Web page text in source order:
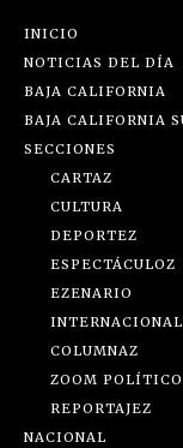
INICIO
NOTICIAS DEL DÍA
BAJA CALIFORNIA
BAJA CALIFORNIA
SECCIONES
CARTAZ
CULTURA
DEPORTEZ
ESPECTÁCULOZ
EZENARIO
INTERNACIONAL
COLUMNAZ
ZOOM POLÍTICO
REPORTAJEZ
NACIONAL